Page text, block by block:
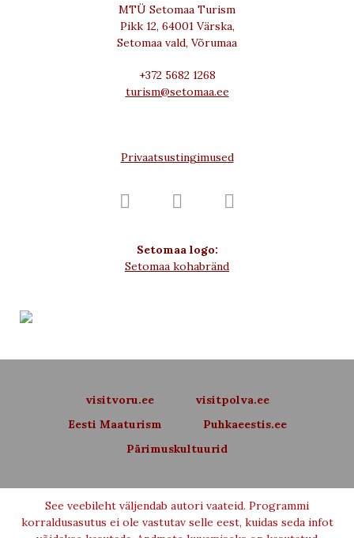
MTÜ Setomaa Turism
Pikk 12, 64001 Värska,
Setomaa vald, Võrumaa
+372 5682 1268
turism@setomaa.ee
Privaatsustingimused
  
Setomaa logo:
Setomaa kohabränd
visitvoru.ee
visitpolva.ee
Eesti Maaturism
Puhkaeestis.ee
Pärimuskultuurid
See veebileht väljendab autori vaateid. Programmi
korraldusasutus ei ole vastutav selle eest, kuidas seda infot